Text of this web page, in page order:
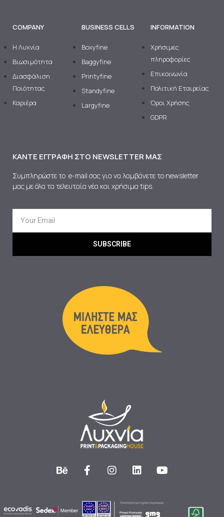
COMPANY
H Λυχνία
Βιωσιμότητα
Διασφάλιση
Ποιότητας
Καριέρα
BUSINESS CELLS
Boxyfine
Baggyfine
Printyfine
Standyfine
Largyfine
INFORMATION
Χρήσιμες
πληροφορίες
Επικοινωνία
Πολιτική Εταιρείας
Όροι Χρήσης
GDPR
ΚΆΝΤΕ ΕΓΓΡΑΦΉ ΣΤΟ NEWSLETTER ΜΑΣ
Συμπληρώστε το e-mail σας για να λαμβάνετε το newsletter
μας με όλα τα τελευταία νέα και χρήσιμα tips.
SUBSCRIBE